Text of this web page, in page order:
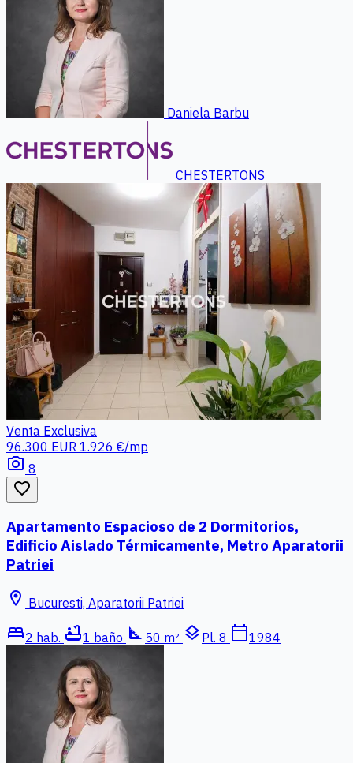
Daniela Barbu
CHESTERTONS
Venta Exclusiva
96.300 EUR 1.926 €/mp
photo_camera 8
favorite_border
Apartamento Espacioso de 2 Dormitorios,
Edificio Aislado Térmicamente, Metro Aparatorii
Patriei
location_on Bucuresti, Aparatorii Patriei
bed2 hab. bathtub1 baño square_foot 50 m² layers Pl. 8 calendar_today1984